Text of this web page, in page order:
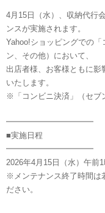
4月15日（水）、収納代行
ンスが実施されます。
Yahoo!ショッピングでの
ン、その他）において、
出店者様、お客様ともに
いたします。
※「コンビニ決済」（セブ
━━━━━━━━━━━
■実施日程
━━━━━━━━━━━
2026年4月15日（水）午前
※メンテナンス終了時間は
ださい。